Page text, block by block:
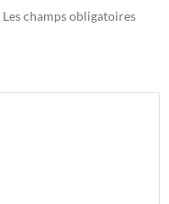
Les champs obligatoires